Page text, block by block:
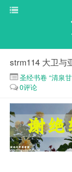
strm114 大卫与
圣经书卷 “清泉
0评论